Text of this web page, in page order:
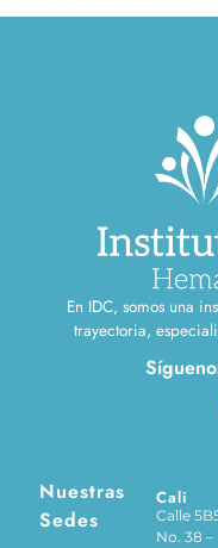
En IDC, somos una
trayectoria,
Nuestras
Sedes
Cali
Calle
No. 38 –